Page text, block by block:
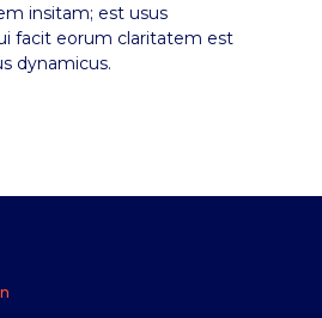
insitam; est usus
facit eorum claritatem est
dynamicus.